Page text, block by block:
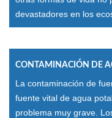
devastadores en los
CONTAMINACIÓN DE
La contaminación de
fuente vital de agua
problema muy grave.